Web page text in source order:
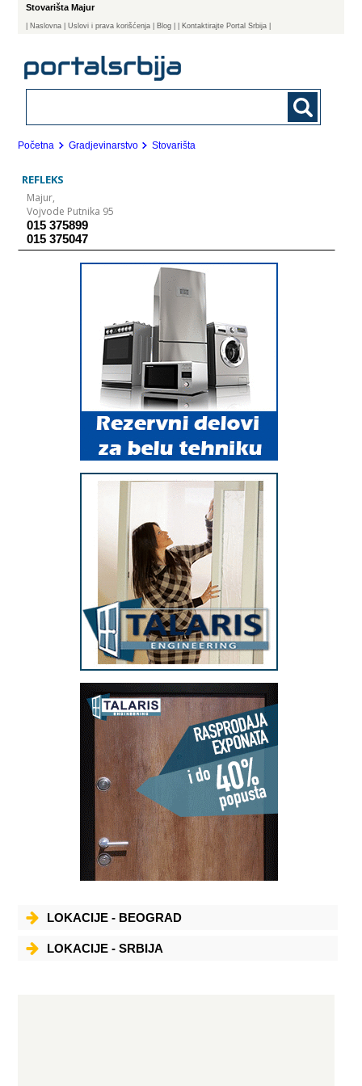
Stovarišta Majur
Naslovna | Uslovi i prava korišćenja Blog | Kontaktirajte Portal Srbija |
Početna Gradjevinarstvo Stovarišta
REFLEKS
Majur,
Vojvode Putnika 95
015 375899
015 375047
LOKACIJE - BEOGRAD
LOKACIJE - SRBIJA